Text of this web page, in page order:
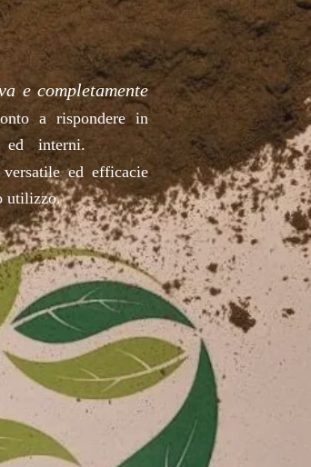
e completamente
a rispondere in
interni.
versatile ed efficacie
utilizzo.